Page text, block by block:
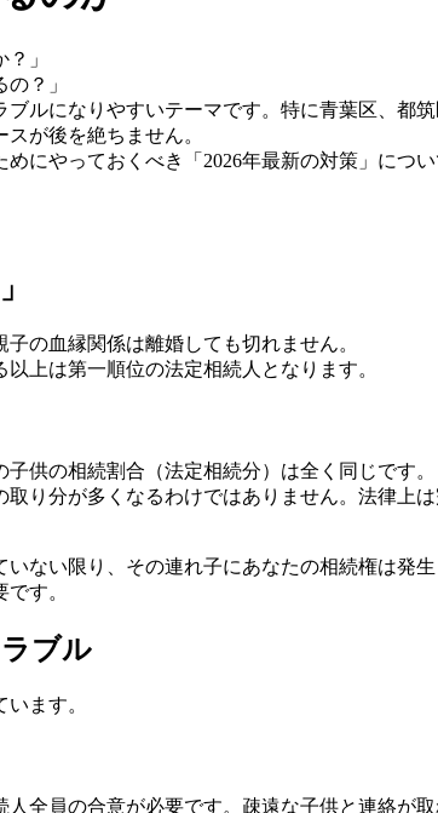
」
？」
ルになりやすいテーマです。特に青葉区、都
が後を絶ちません。
にやっておくべき「2026年最新の対策」につい
子の血縁関係は離婚しても切れません。
上は第一順位の法定相続人となります。
子供の相続割合（法定相続分）は全く同じです。
り分が多くなるわけではありません。法律上は
いない限り
、その連れ子にあなたの相続権は発
す。
ブル
ます。
全員の合意が必要です。疎遠な子供と連絡が